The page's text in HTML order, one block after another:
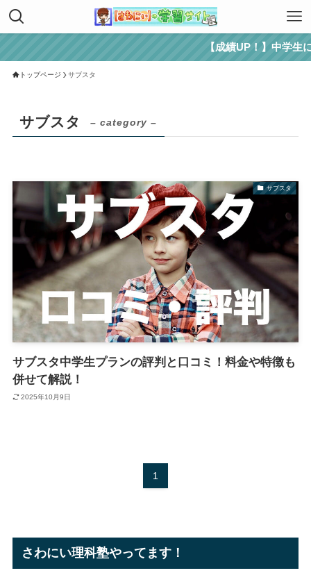
【成績UP！】中学生に
トップページ サブスタ
サブスタ – category –
サブスタ
サブスタ中学生プランの評判と口コミ！料金や特徴も
併せて解説！
2025年10月9日
1
さわにい理科塾やってます！